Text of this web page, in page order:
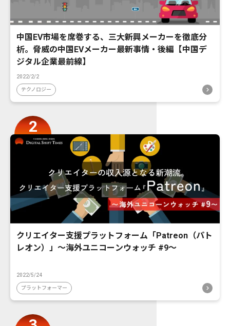
中国EV市場を席巻する、三大新興メーカーを徹底分
析。脅威の中国EVメーカー最新事情・後編【中国デ
ジタル企業最前線】
2022/2/2
テクノロジー
クリエイター支援プラットフォーム「Patreon（パト
レオン）」〜海外ユニコーンウォッチ #9〜
2022/5/24
プラットフォーマー